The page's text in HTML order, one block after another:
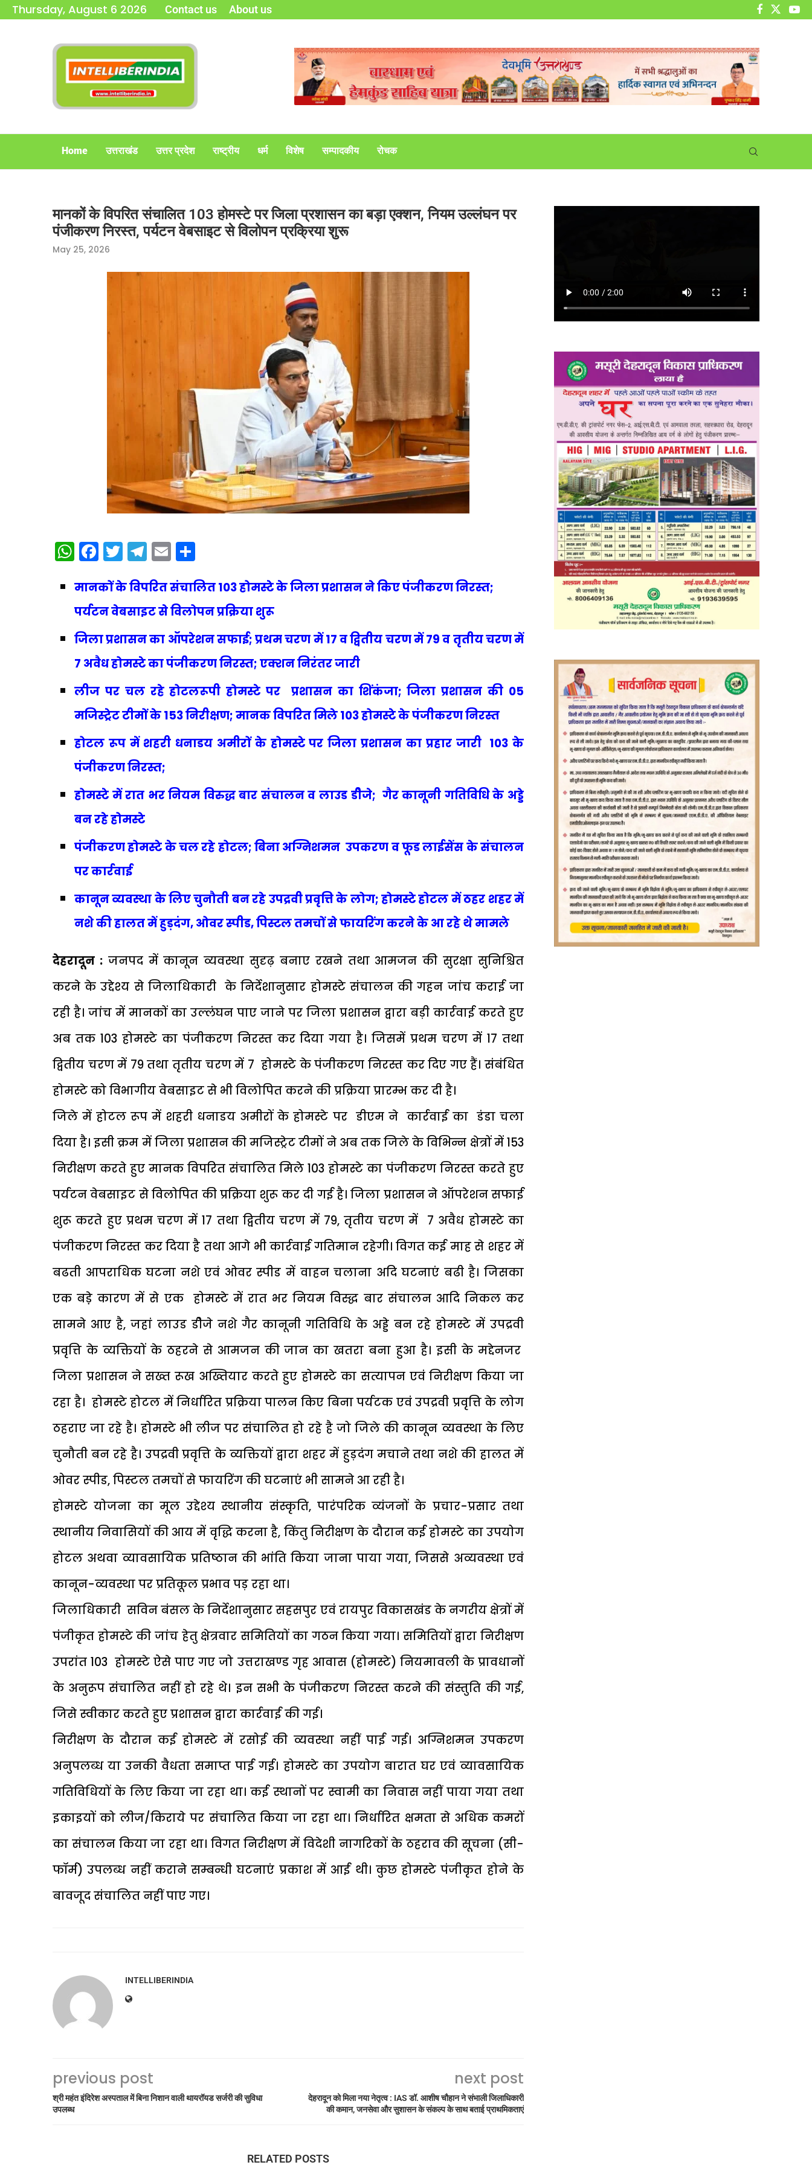
Thursday, August 6 2026 Contact us About us
Home उत्तराखंड उत्तर प्रदेश राष्ट्रीय धर्म विशेष सम्पादकीय रोचक
मानकों के विपरित संचालित 103 होमस्टे पर जिला प्रशासन का बड़ा एक्शन, नियम उल्लंघन पर
पंजीकरण निरस्त, पर्यटन वेबसाइट से विलोपन प्रक्रिया शुरू
May 25, 2026
WhatsApp
Facebook
Twitter
Telegram
Email
मानकों के विपरित संचालित 103 होमस्टे के जिला प्रशासन ने किए पंजीकरण निरस्त;
पर्यटन वेबसाइट से विलोपन प्रक्रिया शुरू
जिला प्रशासन का ऑपरेशन सफाई; प्रथम चरण में 17 व द्वितीय चरण में 79 व तृतीय चरण में
7 अवैध होमस्टे का पंजीकरण निरस्त; एक्शन निरंतर जारी
लीज पर चल रहे होटलरूपी होमस्टे पर प्रशासन का शिंकंजा; जिला प्रशासन की 05
मजिस्ट्रेट टीमों के 153 निरीक्षण; मानक विपरित मिले 103 होमस्टे के पंजीकरण निरस्त
होटल रूप में शहरी धनाडय अमीरों के होमस्टे पर जिला प्रशासन का प्रहार जारी 103 के
पंजीकरण निरस्त;
होमस्टे में रात भर नियम विरुद्ध बार संचालन व लाउड डीेजे; गैर कानूनी गतिविधि के अड्डे
बन रहे होमस्टे
पंजीकरण होमस्टे के चल रहे होटल; बिना अग्निशमन उपकरण व फूड लाईसेंस के संचालन
पर कार्रवाई
कानून व्यवस्था के लिए चुनौती बन रहे उपद्रवी प्रवृत्ति के लोग; होमस्टे होटल में ठहर शहर में
नशे की हालत में हुड़दंग, ओवर स्पीड, पिस्टल तमचों से फायरिंग करने के आ रहे थे मामले
देहरादून :जनपद में कानून व्यवस्था सुदृढ़ बनाए रखने तथा आमजन की सुरक्षा सुनिश्चित
करने के उद्देश्य से जिलाधिकारी के निर्देशानुसार होमस्टे संचालन की गहन जांच कराई जा
रही है। जांच में मानकों का उल्लंघन पाए जाने पर जिला प्रशासन द्वारा बड़ी कार्रवाई करते हुए
अब तक 103 होमस्टे का पंजीकरण निरस्त कर दिया गया है। जिसमें प्रथम चरण में 17 तथा
द्वितीय चरण में 79 तथा तृतीय चरण में 7 होमस्टे के पंजीकरण निरस्त कर दिए गए हैं। संबंधित
होमस्टे को विभागीय वेबसाइट से भी विलोपित करने की प्रक्रिया प्रारम्भ कर दी है।
जिले में होटल रूप में शहरी धनाडय अमीरों के होमस्टे पर डीएम ने कार्रवाई का डंडा चला
दिया है। इसी क्रम में जिला प्रशासन की मजिस्ट्रेट टीमों ने अब तक जिले के विभिन्न क्षेत्रों में 153
निरीक्षण करते हुए मानक विपरित संचालित मिले 103 होमस्टे का पंजीकरण निरस्त करते हुए
पर्यटन वेबसाइट से विलोपित की प्रक्रिया शुरू कर दी गई है। जिला प्रशासन ने ऑपरेशन सफाई
शुरू करते हुए प्रथम चरण में 17 तथा द्वितीय चरण में 79, तृतीय चरण में 7 अवैध होमस्टे का
पंजीकरण निरस्त कर दिया है तथा आगे भी कार्रवाई गतिमान रहेगी। विगत कई माह से शहर में
बढती आपराधिक घटना नशे एवं ओवर स्पीड में वाहन चलाना अदि घटनाएं बढी है। जिसका
एक बडे़ कारण में से एक होमस्टे में रात भर नियम विस्द्ध बार संचालन आदि निकल कर
सामने आए है, जहां लाउड डीेजे नशे गैर कानूनी गतिविधि के अड्डे बन रहे होमस्टे में उपद्रवी
प्रवृत्ति के व्यक्तियों के ठहरने से आमजन की जान का खतरा बना हुआ है। इसी के मद्देनजर
जिला प्रशासन ने सख्त रूख अख्तियार करते हुए होमस्टे का सत्यापन एवं निरीक्षण किया जा
रहा है। होमस्टे होटल में निर्धारित प्रक्रिया पालन किए बिना पर्यटक एवं उपद्रवी प्रवृत्ति के लोग
ठहराए जा रहे है। होमस्टे भी लीज पर संचालित हो रहे है जो जिले की कानून व्यवस्था के लिए
चुनौती बन रहे है। उपद्रवी प्रवृत्ति के व्यक्तियों द्वारा शहर में हुड़दंग मचाने तथा नशे की हालत में
ओवर स्पीड, पिस्टल तमचों से फायरिंग की घटनाएं भी सामने आ रही है।
होमस्टे योजना का मूल उद्देश्य स्थानीय संस्कृति, पारंपरिक व्यंजनों के प्रचार-प्रसार तथा
स्थानीय निवासियों की आय में वृद्धि करना है, किंतु निरीक्षण के दौरान कई होमस्टे का उपयोग
होटल अथवा व्यावसायिक प्रतिष्ठान की भांति किया जाना पाया गया, जिससे अव्यवस्था एवं
कानून-व्यवस्था पर प्रतिकूल प्रभाव पड़ रहा था।
जिलाधिकारी सविन बंसल के निर्देशानुसार सहसपुर एवं रायपुर विकासखंड के नगरीय क्षेत्रों में
पंजीकृत होमस्टे की जांच हेतु क्षेत्रवार समितियों का गठन किया गया। समितियों द्वारा निरीक्षण
उपरांत 103 होमस्टे ऐसे पाए गए जो उत्तराखण्ड गृह आवास (होमस्टे) नियमावली के प्रावधानों
के अनुरूप संचालित नहीं हो रहे थे। इन सभी के पंजीकरण निरस्त करने की संस्तुति की गई,
जिसे स्वीकार करते हुए प्रशासन द्वारा कार्रवाई की गई।
निरीक्षण के दौरान कई होमस्टे में रसोई की व्यवस्था नहीं पाई गई। अग्निशमन उपकरण
अनुपलब्ध या उनकी वैधता समाप्त पाई गई। होमस्टे का उपयोग बारात घर एवं व्यावसायिक
गतिविधियों के लिए किया जा रहा था। कई स्थानों पर स्वामी का निवास नहीं पाया गया तथा
इकाइयों को लीज/किराये पर संचालित किया जा रहा था। निर्धारित क्षमता से अधिक कमरों
का संचालन किया जा रहा था। विगत निरीक्षण में विदेशी नागरिकों के ठहराव की सूचना (सी-
फॉर्म) उपलब्ध नहीं कराने सम्बन्धी घटनाएं प्रकाश में आई थी। कुछ होमस्टे पंजीकृत होने के
बावजूद संचालित नहीं पाए गए।
INTELLIBERINDIA
previous post
श्री महंत इंदिरेश अस्पताल में बिना निशान वाली थायरॉयड सर्जरी की सुविधा
उपलब्ध
next post
देहरादून को मिला नया नेतृत्व : IAS डॉ. आशीष चौहान ने संभाली जिलाधिकारी
की कमान, जनसेवा और सुशासन के संकल्प के साथ बताई प्राथमिकताएं
RELATED POSTS